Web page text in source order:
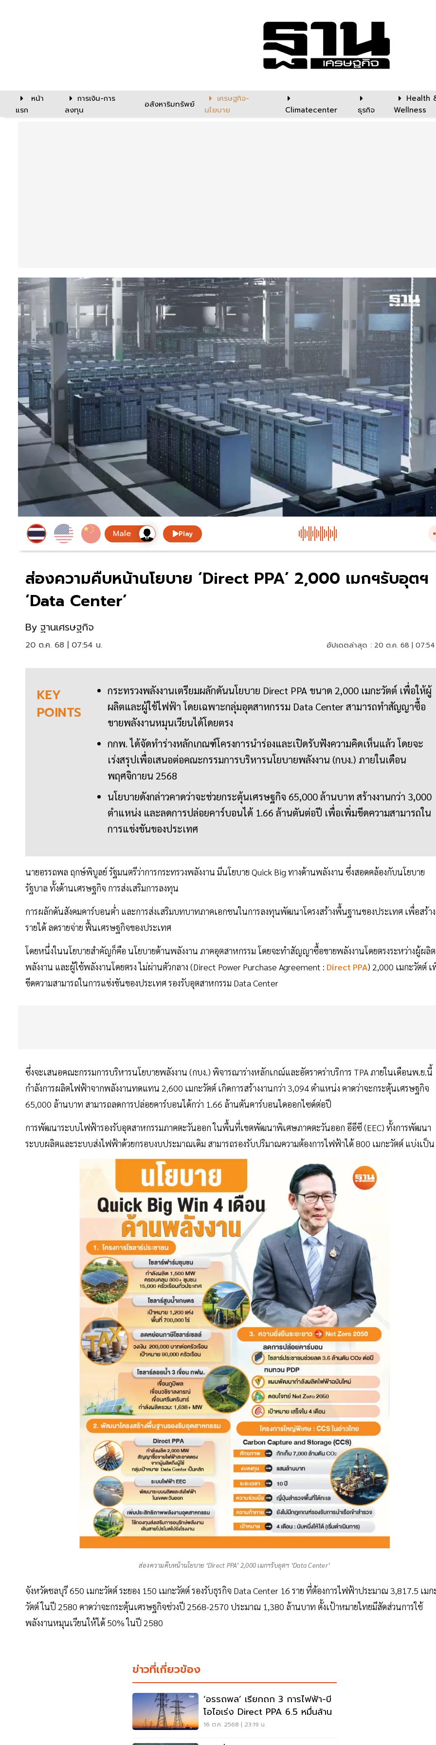
หน้า
แรก
การเงิน-การ
ลงทุน
อสังหาริมทรัพย์
เศรษฐกิจ-
นโยบาย
Climatecenter ธุรกิจ
Health
Wellness
Play
ส่องความคืบหน้านโยบาย ‘Direct PPA’ 2,000 เมกฯรับอุตฯ
‘Data Center’
By ฐานเศรษฐกิจ
20 ต.ค. 68 | 07:54 น. อัปเดตล่าสุด : 20 ต.ค. 68 |
KEY
POINTS
กระทรวงพลังงานเตรียมผลักดันนโยบาย Direct PPA ขนาด 2,000 เมกะวัตต์ เพื่อให้ผู้
ผลิตและผู้ใช้ไฟฟ้า โดยเฉพาะกลุ่มอุตสาหกรรม Data Center สามารถทำสัญญาซื้อ
ขายพลังงานหมุนเวียนได้โดยตรง
กกพ. ได้จัดทำร่างหลักเกณฑ์โครงการนำร่องและเปิดรับฟังความคิดเห็นแล้ว โดยจะ
เร่งสรุปเพื่อเสนอต่อคณะกรรมการบริหารนโยบายพลังงาน (กบง.) ภายในเดือน
พฤศจิกายน 2568
นโยบายดังกล่าวคาดว่าจะช่วยกระตุ้นเศรษฐกิจ 65,000 ล้านบาท สร้างงานกว่า 3,000
ตำแหน่ง และลดการปล่อยคาร์บอนได้ 1.66 ล้านตันต่อปี เพื่อเพิ่มขีดความสามารถใน
การแข่งขันของประเทศ
นายอรรถพล ฤกษ์พิบูลย์ รัฐมนตรีว่าการกระทรวงพลังงาน มีนโยบาย Quick Big ทางด้านพลังงาน ซึ่งสอดคล้องกับนโยบาย
รัฐบาล ทั้งด้านเศรษฐกิจ การส่งเสริมการลงทุน
การผลักดันสังคมคาร์บอนต่ำ และการส่งเสริมบทบาทภาคเอกชนในการลงทุนพัฒนาโครงสร้างพื้นฐานของประเทศ เพื่อสร้าง
รายได้ ลดรายจ่าย ฟื้นเศรษฐกิจของประเทศ
โดยหนึ่งในนโยบายสำคัญก็คือ นโยบายด้านพลังงาน ภาคอุตสาหกรรม โดยจะทำสัญญาซื้อขายพลังงานโดยตรงระหว่างผู้ผลิต
พลังงาน และผู้ใช้พลังงานโดยตรง ไม่ผ่านตัวกลาง (Direct Power Purchase Agreement : Direct PPA) 2,000 เมกะวัตต์
ขีดความสามารถในการแข่งขันของประเทศ รองรับอุตสาหกรรม Data Center
ซึ่งจะเสนอคณะกรรมการบริหารนโยบายพลังงาน (กบง.) พิจารณาร่างหลักเกณ์และอัตราคร่าบริการ TPA ภายในเดือนพ.ย.นี้
กำลังการผลิตไฟฟ้าจากพลังงานทดแทน 2,600 เมกะวัตต์ เกิดการสร้างงานกว่า 3,094 ตำแหน่ง คาดว่าจะกระตุ้นเศรษฐกิจ
65,000 ล้านบาท สามารถลดการปล่อยคาร์บอนได้กว่า 1.66 ล้านตันคาร์บอนไดออกไซด์ต่อปี
การพัฒนาระบบไฟฟ้ารองรับอุตสาหกรรมภาคตะวันออก ในพื้นที่เขตพัฒนาพิเศษภาคตะวันออก อีอีซี (EEC) ทั้งการพัฒนา
ระบบผลิตและระบบส่งไฟฟ้าด้วยกรอบงบประมาณเดิม สามารถรองรับปริมาณความต้องการไฟฟ้าได้ 800 เมกะวัตต์ แบ่งเป็น
ส่องความคืบหน้านโยบาย ‘Direct PPA’ 2,000 เมกฯรับอุตฯ ‘Data Center’
จังหวัดชลบุรี 650 เมกะวัตต์ ระยอง 150 เมกะวัตต์ รองรับธุรกิจ Data Center 16 ราย ที่ต้องการไฟฟ้าประมาณ 3,817.5 เมก
วัตต์ ในปี 2580 คาดว่าจะกระตุ้นเศรษฐกิจช่วงปี 2568-2570 ประมาณ 1,380 ล้านบาท ตั้งเป้าหมายไทยมีสัดส่วนการใช้
พลังงานหมุนเวียนให้ได้ 50% ในปี 2580
ข่าวที่เกี่ยวข้อง
‘อรรถพล’ เรียกถก 3 การไฟฟ้า-บี
โอไอเร่ง Direct PPA 6.5 หมื่นล้าน
16 ต.ค. 2568 | 23:19 น.